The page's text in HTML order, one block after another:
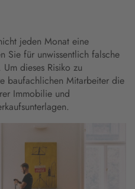
jeden Monat eine
Sie für unwissentlich falsche
dieses Risiko zu
baufachlichen Mitarbeiter die
Immobilie und